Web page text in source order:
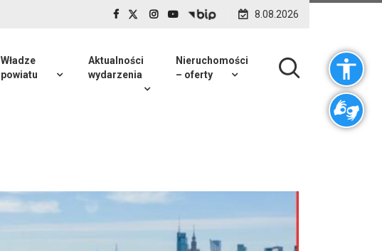
8.08.2026
Władze
powiatu
Aktualności
wydarzenia
Nieruchomości
– oferty